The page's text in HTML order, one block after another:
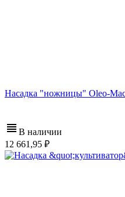
Насадка "ножницы" Oleo-
В наличии
12 661,95